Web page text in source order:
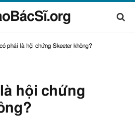
phải là hội chứng Skeeter không?
hội chứng